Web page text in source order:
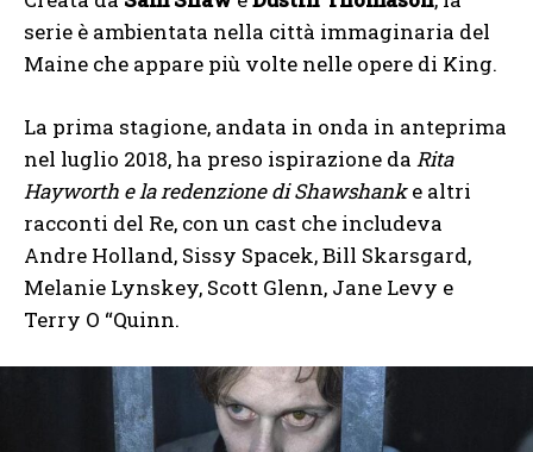
serie è ambientata nella città immaginaria del
Maine che appare più volte nelle opere di King.
La prima stagione, andata in onda in anteprima
nel luglio 2018, ha preso ispirazione da Rita
Hayworth e la redenzione di Shawshanke altri
racconti del Re, con un cast che includeva
Andre Holland, Sissy Spacek, Bill Skarsgard,
Melanie Lynskey, Scott Glenn, Jane Levy e
Terry O “Quinn.